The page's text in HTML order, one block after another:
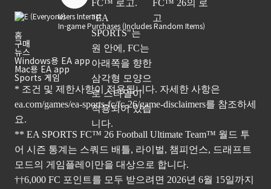
Users Interact
In-game Purchases (Includes Random Items)
홈
구매
뉴스
Windows용 EA app
Mac용 EA app
Sports 게임
* 조건 및 제한사항이 적용됩니다. 자세한 사항은
ea.com/games/ea-sports-fc/fc-26/game-disclaimers를 참조하세
요.
** EA SPORTS FC™ 26 Football Ultimate Team™ 월드 투
어 시즌 통계는 스쿼드 배틀, 라이벌, 챔피언스, 드래프트
모드의 게임플레이만을 대상으로 합니다.
††6,000 FC 포인트를 모두 받으려면 2026년 6월 15일까지